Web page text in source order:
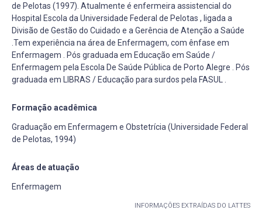
de Pelotas (1997). Atualmente é enfermeira assistencial do
Hospital Escola da Universidade Federal de Pelotas , ligada a
Divisão de Gestão do Cuidado e a Gerência de Atenção a Saúde
.Tem experiência na área de Enfermagem, com ênfase em
Enfermagem . Pós graduada em Educação em Saúde /
Enfermagem pela Escola De Saúde Pública de Porto Alegre . Pós
graduada em LIBRAS / Educação para surdos pela FASUL .
Formação acadêmica
Graduação em Enfermagem e Obstetrícia (Universidade Federal
de Pelotas, 1994)
Áreas de atuação
Enfermagem
INFORMAÇÕES EXTRAÍDAS DO LATTES